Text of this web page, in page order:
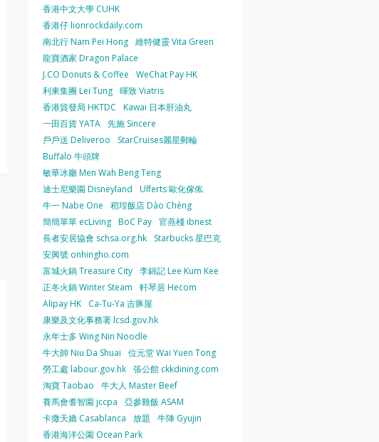
香港中文大學 CUHK
香港仔 lionrockdaily.com
南北行 Nam Pei Hong 維特健靈 Vita Green
龍寶酒家 Dragon Palace
J.CO Donuts & Coffee
WeChat Pay HK
利東集團 Lei Tung 暉致 Viatris
香港貿發局 HKTDC
Kawai 日本肝油丸
一田百貨 YATA 先施 Sincere
戶戶送 Deliveroo
StarCruises麗星郵輪
Buffalo 牛頭牌
敏華冰廳 Men Wah Beng Teng
迪士尼樂園 Disneyland
Ulferts 歐化傢俬
牛一 Nabe One
稻埕飯店 Dào Chéng
簡簡單單 ecLiving BoC Pay 官燕棧 ibnest
長者安居協會 schsa.org.hk
Starbucks 星巴克
安興號 onhingho.com
富城火鍋 Treasure City 李錦記 Lee Kum Kee
正冬火鍋 Winter Steam
軒琴居 Hecom
Alipay HK
Ca-Tu-Ya 吉豚屋
康樂及文化事務署 lcsd.gov.hk
永年士多 Wing Nin Noodle
牛大帥 Niu Da Shuai
位元堂 Wai Yuen Tong
勞工處 labour.gov.hk 張公館 ckkdining.com
淘寶 Taobao
牛大人 Master Beef
賽馬會耆智園 jccpa
亞參雞飯 ASAM
卡撒天嬌 Casablanca
放題
牛陣 Gyujin
香港海洋公園 Ocean Park